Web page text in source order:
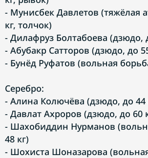
- Мунисбек Давлетов (тяжёлая
кг, толчок)
- Дилафруз Болтабоева (дзюдо,
- Абубакр Сатторов (дзюдо, до
- Бунёд Руфатов (вольная
Серебро:
- Алина Колючёва (дзюдо, до 44
- Давлат Ахроров (дзюдо, до 60
- Шахобиддин Нурманов
48 кг)
- Шохиста Шоназарова